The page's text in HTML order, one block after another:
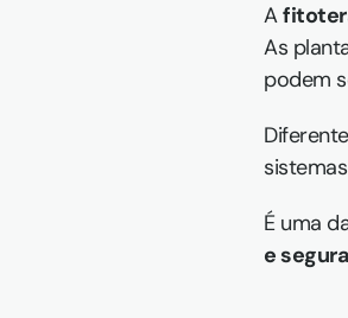
A
As
podem
É uma
e